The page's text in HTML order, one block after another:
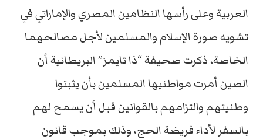
العربية وعلى رأسها النظامين المصري والإماراتي في
تشويه صورة الإسلام والمسلمين لأجل مصالحهما
الخاصة، ذكرت صحيفة “ذا تايمز” البريطانية أن
الصين أمرت مواطنيها المسلمين بأن يثبتوا
وطنيتهم والتزامهم بالقوانين قبل أن يسمح لهم
بالسفر لأداء فريضة الحج، وذلك بموجب قانون